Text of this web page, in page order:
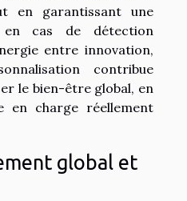
en garantissant une
en cas de détection
entre innovation,
contribue
le bien-être global, en
en charge réellement
global et